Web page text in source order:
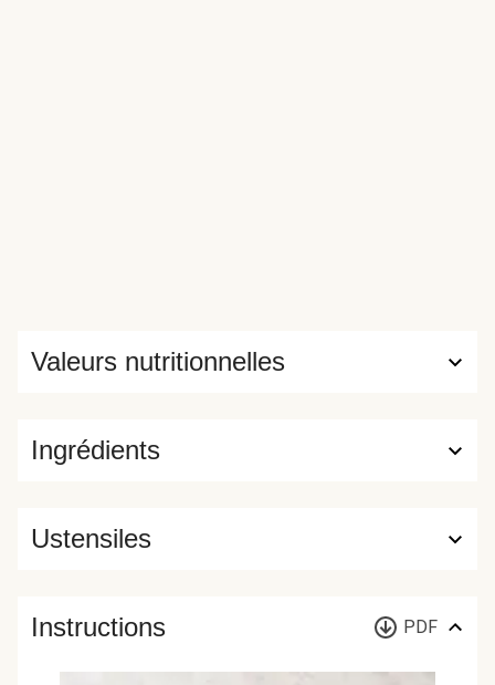
Ingrédients
Valeurs nutritionnelles
Ustensiles
Instructions PDF